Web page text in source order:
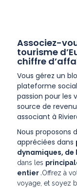
Associez-
tourisme
chiffre
Vous gérez un
plateforme
passion pour les
source de
associant à
Nous proposons
appréciées dans
dynamiques, de
dans les
entier.Offrez à
voyage, et soyez